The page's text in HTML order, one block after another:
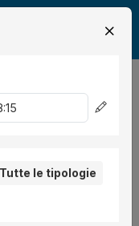
Ordina per
.
Tutte le tipologie